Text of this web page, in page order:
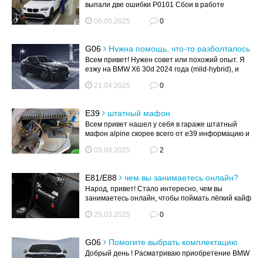
выпали две ошибки P0101 Сбои в работе
06.05.2025
0
G06
Нужна помощь, что-то разболталось
в моём BMW X6 30d при торможении
двигателем
Всем привет! Нужен совет или похожий опыт. Я
езжу на BMW X6 30d 2024 года (mild-hybrid), и
21.04.2025
0
E39 штатный мафон
Всем привет нашел у себя в гараже штатный
мафон alpine скорее всего от e39 информацию и
05.04.2025
2
E81/E88 чем вы занимаетесь онлайн?
Народ, привет! Стало интересно, чем вы
занимаетесь онлайн, чтобы поймать лёгкий кайф
25.03.2025
0
G06 Помогите выбрать комплектацию
Добрый день ! Расматриваю приобретение BMW